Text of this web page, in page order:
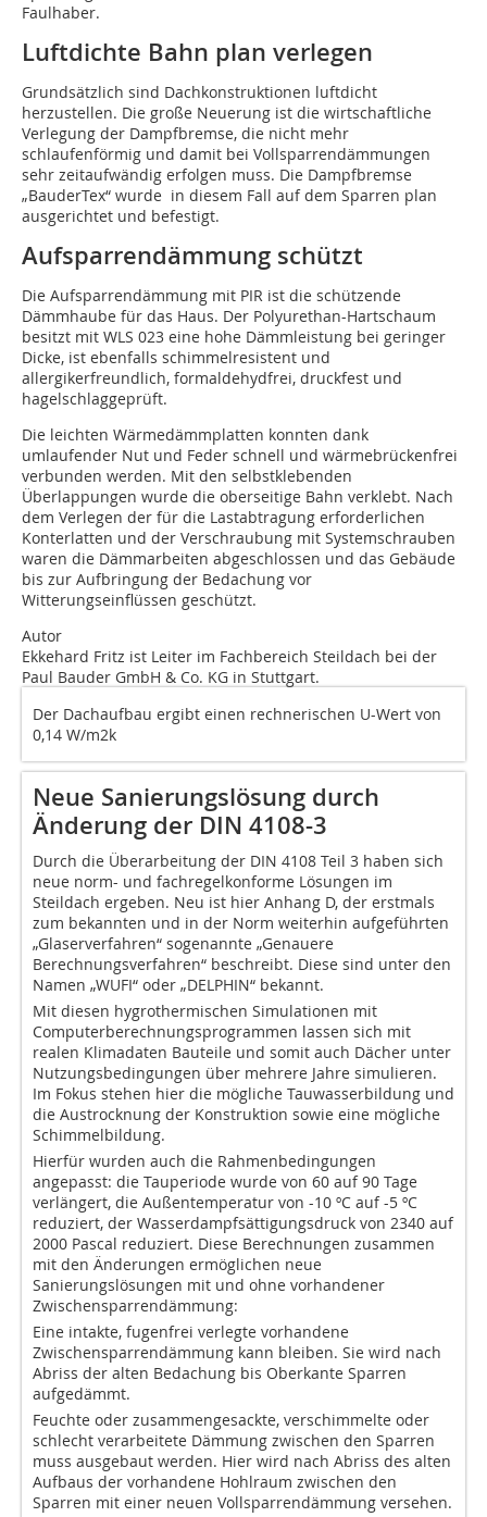
Faulhaber.
Luftdichte Bahn plan verlegen
Grundsätzlich sind Dachkonstruktionen luftdicht
herzustellen. Die große Neuerung ist die wirtschaftliche
Verlegung der Dampfbremse, die nicht mehr
schlaufenförmig und damit bei Vollsparrendämmungen
sehr zeitaufwändig erfolgen muss. Die Dampfbremse
„BauderTex“ wurde in diesem Fall auf dem Sparren plan
ausgerichtet und befestigt.
Aufsparrendämmung schützt
Die Aufsparrendämmung mit PIR ist die schützende
Dämmhaube für das Haus. Der Polyurethan-Hartschaum
besitzt mit WLS 023 eine hohe Dämmleistung bei geringer
Dicke, ist ebenfalls schimmelresistent und
allergikerfreundlich, formaldehydfrei, druckfest und
hagelschlaggeprüft.
Die leichten Wärmedämmplatten konnten dank
umlaufender Nut und Feder schnell und wärmebrückenfrei
verbunden werden. Mit den selbstklebenden
Überlappungen wurde die oberseitige Bahn verklebt. Nach
dem Verlegen der für die Lastabtragung erforderlichen
Konterlatten und der Verschraubung mit Systemschrauben
waren die Dämmarbeiten abgeschlossen und das Gebäude
bis zur Aufbringung der Bedachung vor
Witterungseinflüssen geschützt.
Autor
Ekkehard Fritz ist Leiter im Fachbereich Steildach bei der
Paul Bauder GmbH & Co. KG in Stuttgart.
Der Dachaufbau ergibt einen rechnerischen U-Wert von
0,14 W/m2k
Neue Sanierungslösung durch
Änderung der DIN 4108-3
Durch die Überarbeitung der DIN 4108 Teil 3 haben sich
neue norm- und fachregelkonforme Lösungen im
Steildach ergeben. Neu ist hier Anhang D, der erstmals
zum bekannten und in der Norm weiterhin aufgeführten
„Glaserverfahren“ sogenannte „Genauere
Berechnungsverfahren“ beschreibt. Diese sind unter den
Namen „WUFI“ oder „DELPHIN“ bekannt.
Mit diesen hygrothermischen Simulationen mit
Computerberechnungsprogrammen lassen sich mit
realen Klimadaten Bauteile und somit auch Dächer unter
Nutzungsbedingungen über mehrere Jahre simulieren.
Im Fokus stehen hier die mögliche Tauwasserbildung und
die Austrocknung der Konstruktion sowie eine mögliche
Schimmelbildung.
Hierfür wurden auch die Rahmenbedingungen
angepasst: die Tauperiode wurde von 60 auf 90 Tage
verlängert, die Außentemperatur von -10 ºC auf -5 ºC
reduziert, der Wasserdampfsättigungsdruck von 2340 auf
2000 Pascal reduziert. Diese Berechnungen zusammen
mit den Änderungen ermöglichen neue
Sanierungslösungen mit und ohne vorhandener
Zwischensparrendämmung:
Eine intakte, fugenfrei verlegte vorhandene
Zwischensparrendämmung kann bleiben. Sie wird nach
Abriss der alten Bedachung bis Oberkante Sparren
aufgedämmt.
Feuchte oder zusammengesackte, verschimmelte oder
schlecht verarbeitete Dämmung zwischen den Sparren
muss ausgebaut werden. Hier wird nach Abriss des alten
Aufbaus der vorhandene Hohlraum zwischen den
Sparren mit einer neuen Vollsparrendämmung versehen.